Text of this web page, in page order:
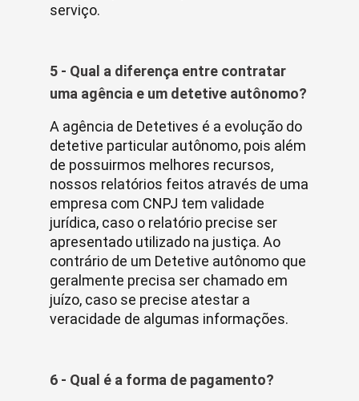
serviço.
5 - Qual a diferença entre contratar
uma agência e um detetive autônomo?
A agência de Detetives é a evolução do
detetive particular autônomo, pois além
de possuirmos melhores recursos,
nossos relatórios feitos através de uma
empresa com CNPJ tem validade
jurídica, caso o relatório precise ser
apresentado utilizado na justiça. Ao
contrário de um Detetive autônomo que
geralmente precisa ser chamado em
juízo, caso se precise atestar a
veracidade de algumas informações.
6 - Qual é a forma de pagamento?